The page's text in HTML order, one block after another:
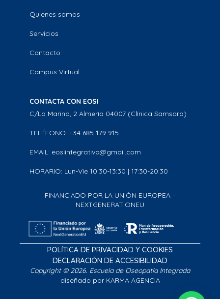
Quienes somos
Servicios
Contacto
Campus Virtual
CONTACTA CON EOSI
C/La Marina, 2 Almería 04007 (Clínica Samsara)
TELÉFONO: +34 685 179 915
EMAIL: eosiintegrativo@gmail.com
HORARIO: Lun-Vie 10:30-13:30 | 17:30-20:30
FINANCIADO POR LA UNIÓN EUROPEA –
NEXTGENERATIONEU
POLÍTICA DE PRIVACIDAD Y COOKIES
DECLARACIÓN DE ACCESIBILIDAD
Copyright © 2026. Escuela de Oseopatía Integrada
diseñado por KARMA AGENCIA